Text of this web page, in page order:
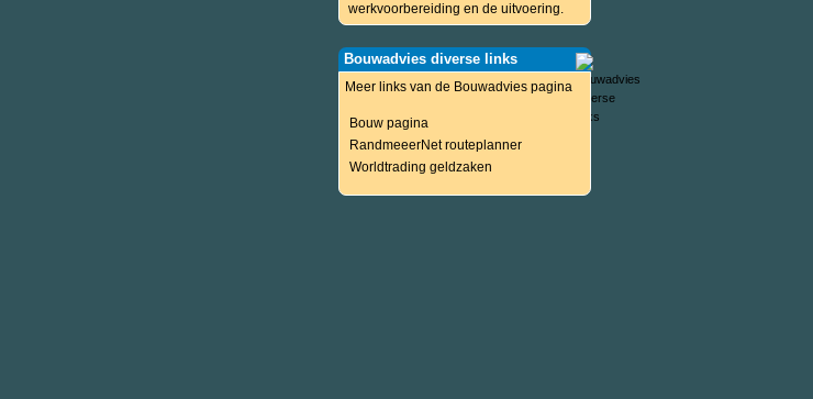
werkvoorbereiding en de uitvoering.
Bouwadvies diverse links
Meer links van de Bouwadvies pagina
Bouw pagina
RandmeeerNet routeplanner
Worldtrading geldzaken